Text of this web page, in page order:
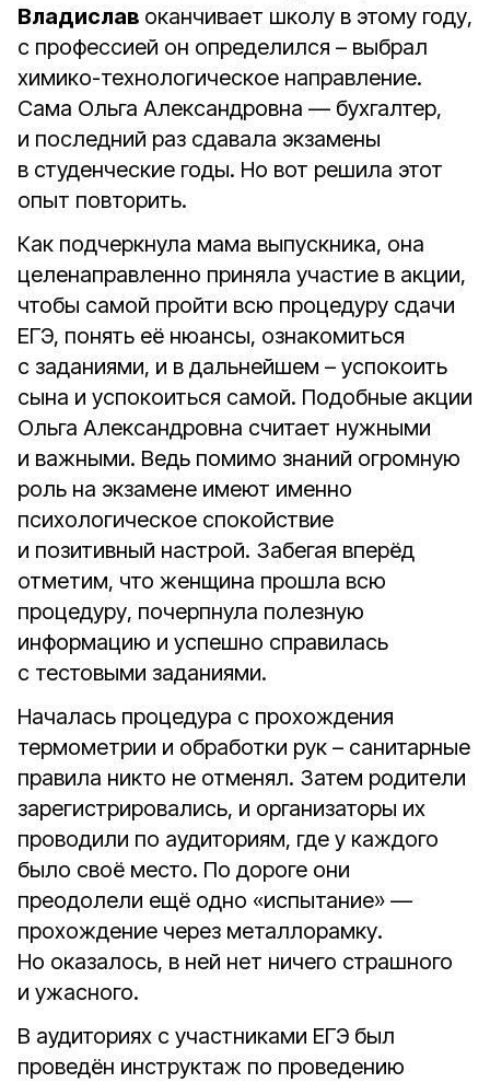
Владислав оканчивает школу в этому году,
с профессией он определился – выбрал
химико-технологическое направление.
Сама Ольга Александровна — бухгалтер,
и последний раз сдавала экзамены
в студенческие годы. Но вот решила этот
опыт повторить.
Как подчеркнула мама выпускника, она
целенаправленно приняла участие в акции,
чтобы самой пройти всю процедуру сдачи
ЕГЭ, понять её нюансы, ознакомиться
с заданиями, и в дальнейшем – успокоить
сына и успокоиться самой. Подобные акции
Ольга Александровна считает нужными
и важными. Ведь помимо знаний огромную
роль на экзамене имеют именно
психологическое спокойствие
и позитивный настрой. Забегая вперёд
отметим, что женщина прошла всю
процедуру, почерпнула полезную
информацию и успешно справилась
с тестовыми заданиями.
Началась процедура с прохождения
термометрии и обработки рук – санитарные
правила никто не отменял. Затем родители
зарегистрировались, и организаторы их
проводили по аудиториям, где у каждого
было своё место. По дороге они
преодолели ещё одно «испытание» —
прохождение через металлорамку.
Но оказалось, в ней нет ничего страшного
и ужасного.
В аудиториях с участниками ЕГЭ был
проведён инструктаж по проведению